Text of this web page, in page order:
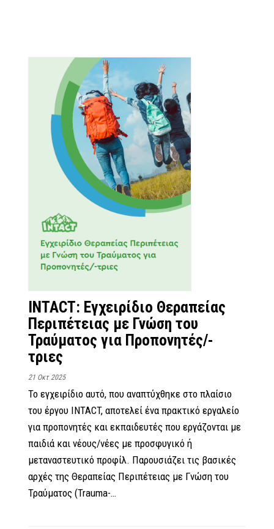
INTACT: Εγχειρίδιο Θεραπείας
Περιπέτειας με Γνώση του
Τραύματος για Προπονητές/-
τριες
21 Οκτ 2025
Το εγχειρίδιο αυτό, που αναπτύχθηκε στο πλαίσιο
του έργου INTACT, αποτελεί ένα πρακτικό εργαλείο
για προπονητές και εκπαιδευτές που εργάζονται με
παιδιά και νέους/νέες με προσφυγικό ή
μεταναστευτικό προφίλ. Παρουσιάζει τις βασικές
αρχές της Θεραπείας Περιπέτειας με Γνώση του
Τραύματος (Trauma-…